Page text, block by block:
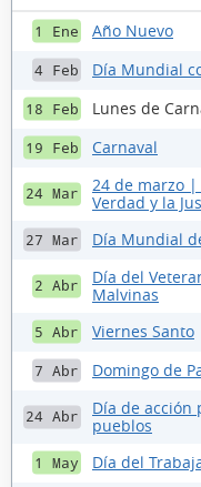
1 Ene Año Nuevo
4 Feb Día Mundial
18 Feb Lunes de
19 Feb Carnaval
24 Mar
24 de marzo
Verdad y la
27 Mar Día Mundial
2 Abr
Día del
Malvinas
5 Abr Viernes Santo
7 Abr Domingo de
24 Abr
Día de acción
pueblos
1 May Día del